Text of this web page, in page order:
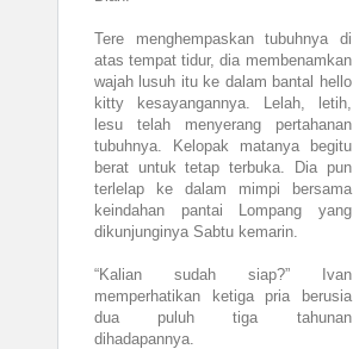
Tere menghempaskan tubuhnya di
atas tempat tidur, dia membenamkan
wajah lusuh itu ke dalam bantal hello
kitty kesayangannya. Lelah, letih,
lesu telah menyerang pertahanan
tubuhnya. Kelopak matanya begitu
berat untuk tetap terbuka. Dia pun
terlelap ke dalam mimpi bersama
keindahan pantai Lompang yang
dikunjunginya Sabtu kemarin.
“Kalian sudah siap?” Ivan
memperhatikan ketiga pria berusia
dua puluh tiga tahunan
dihadapannya.